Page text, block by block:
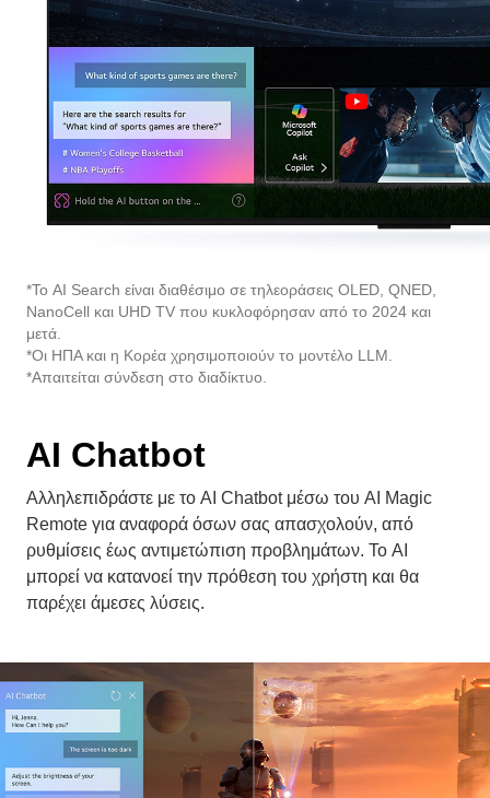
μετά.
*Οι ΗΠΑ και η Κορέα χρησιμοποιούν το μοντέλο LLM.
*Απαιτείται σύνδεση στο διαδίκτυο.
Αλληλεπιδράστε με το AI Chatbot μέσω του AI Magic
ρυθμίσεις έως αντιμετώπιση προβλημάτων. Το AI
μπορεί να κατανοεί την πρόθεση του χρήστη και θα
παρέχει άμεσες λύσεις.